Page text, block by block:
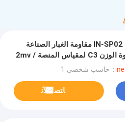
خلية حمولة نقطة واحدة IN-SP02 1t مقاومة الغبار الصناعة
الألومنيوم جهاز استشعار قوة الوزن C3 لمقياس المنصة 2mv /
ﺎﺘﺼﻟ ﺍﻶﻧ